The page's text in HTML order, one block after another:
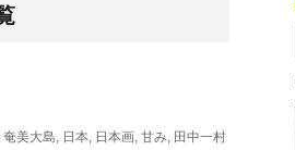
奄美大島, 日本, 日本画, 甘み, 田中一村